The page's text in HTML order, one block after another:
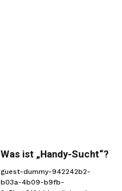
Was ist „Handy-Sucht“?
guest-dummy-942242b2-
b03a-4b09-b9fb-